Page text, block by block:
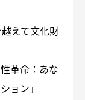
えて文化財
革命：あな
ョン」